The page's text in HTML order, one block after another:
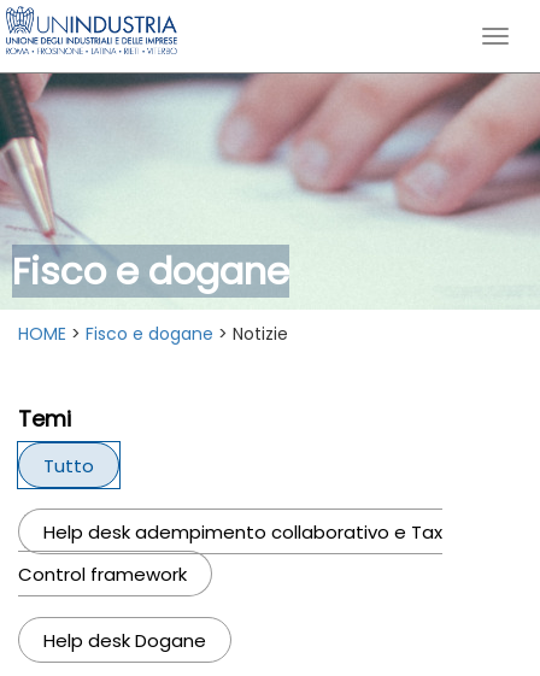
Fisco e dogane
HOME > Fisco e dogane > Notizie
Temi
Tutto
Help desk adempimento collaborativo e Tax
Control framework
Help desk Dogane